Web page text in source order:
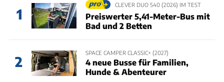
1
CLEVER DUO 540 (2026) IM TEST
Preiswerter 5,41-Meter-Bus mit
Bad und 2 Betten
2
SPACE CAMPER CLASSIC+ (2027)
4 neue Busse für Familien,
Hunde & Abenteurer